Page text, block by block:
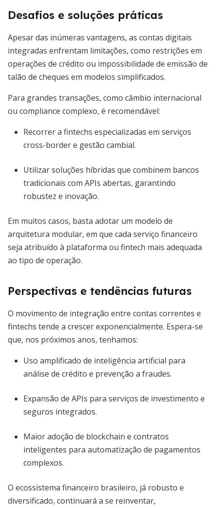
Desafios e soluções práticas
Apesar das inúmeras vantagens, as contas digitais
integradas enfrentam limitações, como restrições em
operações de crédito ou impossibilidade de emissão de
talão de cheques em modelos simplificados.
Para grandes transações, como câmbio internacional
ou compliance complexo, é recomendável:
Recorrer a fintechs especializadas em serviços
cross-border e gestão cambial.
Utilizar soluções híbridas que combinem bancos
tradicionais com APIs abertas, garantindo
robustez e inovação.
Em muitos casos, basta adotar um modelo de
arquitetura modular, em que cada serviço financeiro
seja atribuído à plataforma ou fintech mais adequada
ao tipo de operação.
Perspectivas e tendências futuras
O movimento de integração entre contas correntes e
fintechs tende a crescer exponencialmente. Espera-se
que, nos próximos anos, tenhamos:
Uso amplificado de inteligência artificial para
análise de crédito e prevenção a fraudes.
Expansão de APIs para serviços de investimento e
seguros integrados.
Maior adoção de blockchain e contratos
inteligentes para automatização de pagamentos
complexos.
O ecossistema financeiro brasileiro, já robusto e
diversificado, continuará a se reinventar,